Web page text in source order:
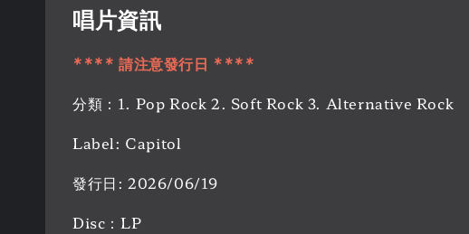
唱片資訊
**** 請注意發行日 ****
分類：1. Pop Rock 2. Soft Rock 3. Alternative Rock
Label: Capitol
發行日: 2026/06/19
Disc：LP